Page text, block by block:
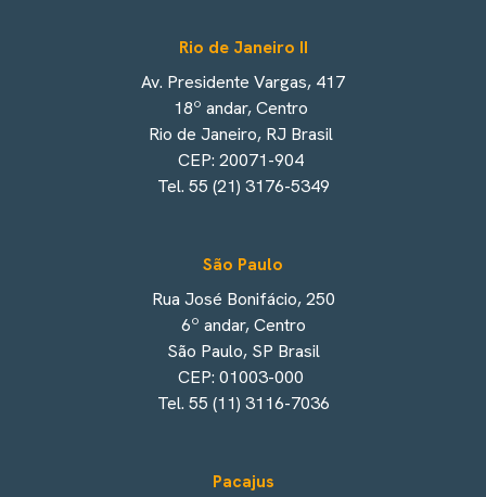
Rio de Janeiro II
Av. Presidente Vargas, 417
18º andar, Centro
Rio de Janeiro, RJ Brasil
CEP: 20071-904
Tel. 55 (21) 3176-5349
São Paulo
Rua José Bonifácio, 250
6º andar, Centro
São Paulo, SP Brasil
CEP: 01003-000
Tel. 55 (11) 3116-7036
Pacajus